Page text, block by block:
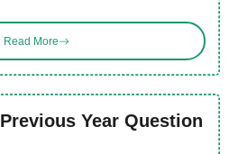
Read More
Year Question